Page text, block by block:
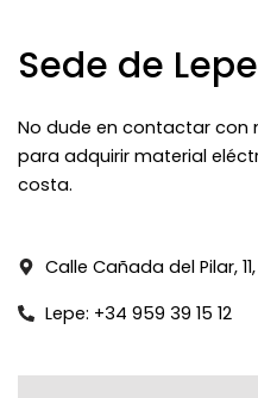
Sede de Lepe
No dude en contactar con
para adquirir material
costa.
Calle Cañada del Pilar,
Lepe: +34 959 39 15 12